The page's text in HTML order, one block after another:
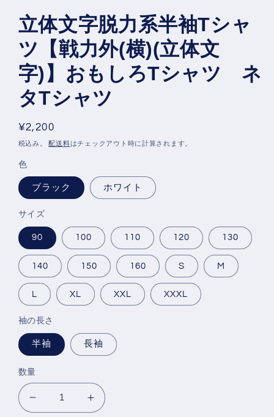
ィ
ア
(1)
を
開
く
立体文字脱力系半袖Tシャ
ツ【戦力外(横)(立体文
字)】おもしろTシャツ ネ
タTシャツ
通
常
格
¥2,200
税込み。配送料はチェックアウト時に計算されます。
色
ブラック ホワイト
サイズ
90 100 110 120 130
140 150 160 S M
L XL XXL XXXL
袖の長さ
半袖 長袖
数量
立